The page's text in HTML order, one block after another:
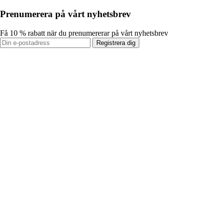
Prenumerera på vårt nyhetsbrev
Få 10 % rabatt när du prenumererar på vårt nyhetsbrev
Registrera dig